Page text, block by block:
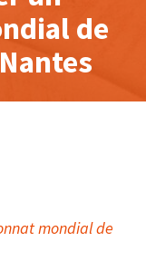
de
mondial de